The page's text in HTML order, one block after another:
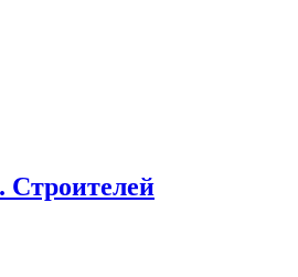
Строителей